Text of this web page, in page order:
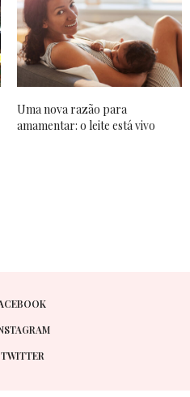
Uma nova razão para
amamentar: o leite está vivo
TWITTER